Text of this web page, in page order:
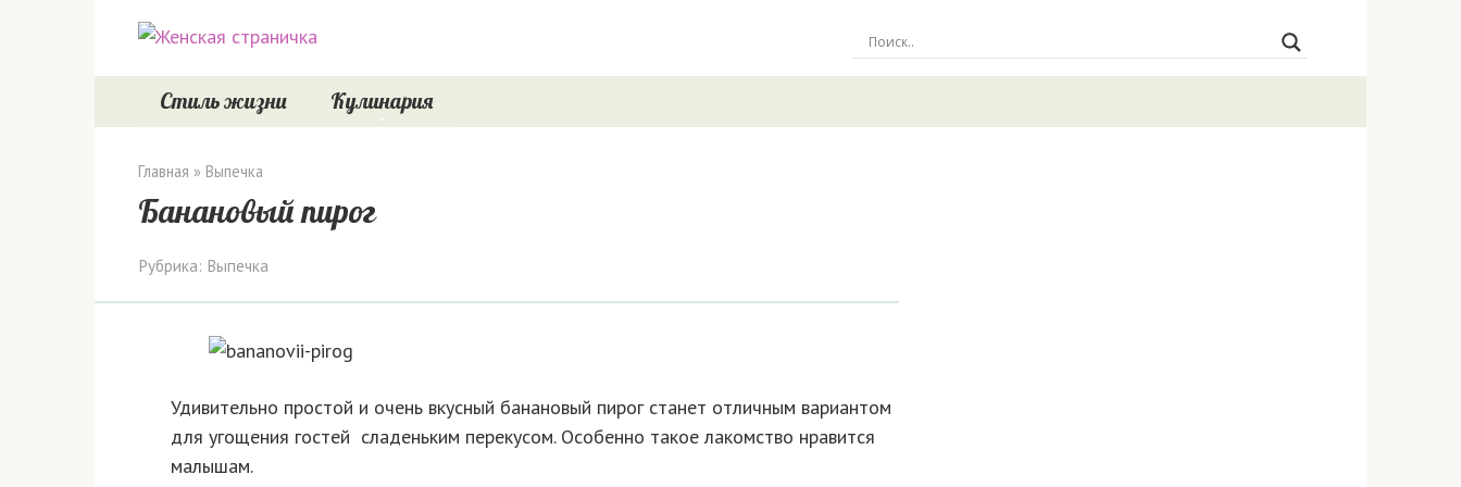
Стиль жизни Кулинария
Главная » Выпечка
Банановый пирог
Рубрика: Выпечка
Удивительно простой и очень вкусный банановый пирог станет отличным вариантом
для угощения гостей сладеньким перекусом. Особенно такое лакомство нравится
малышам.